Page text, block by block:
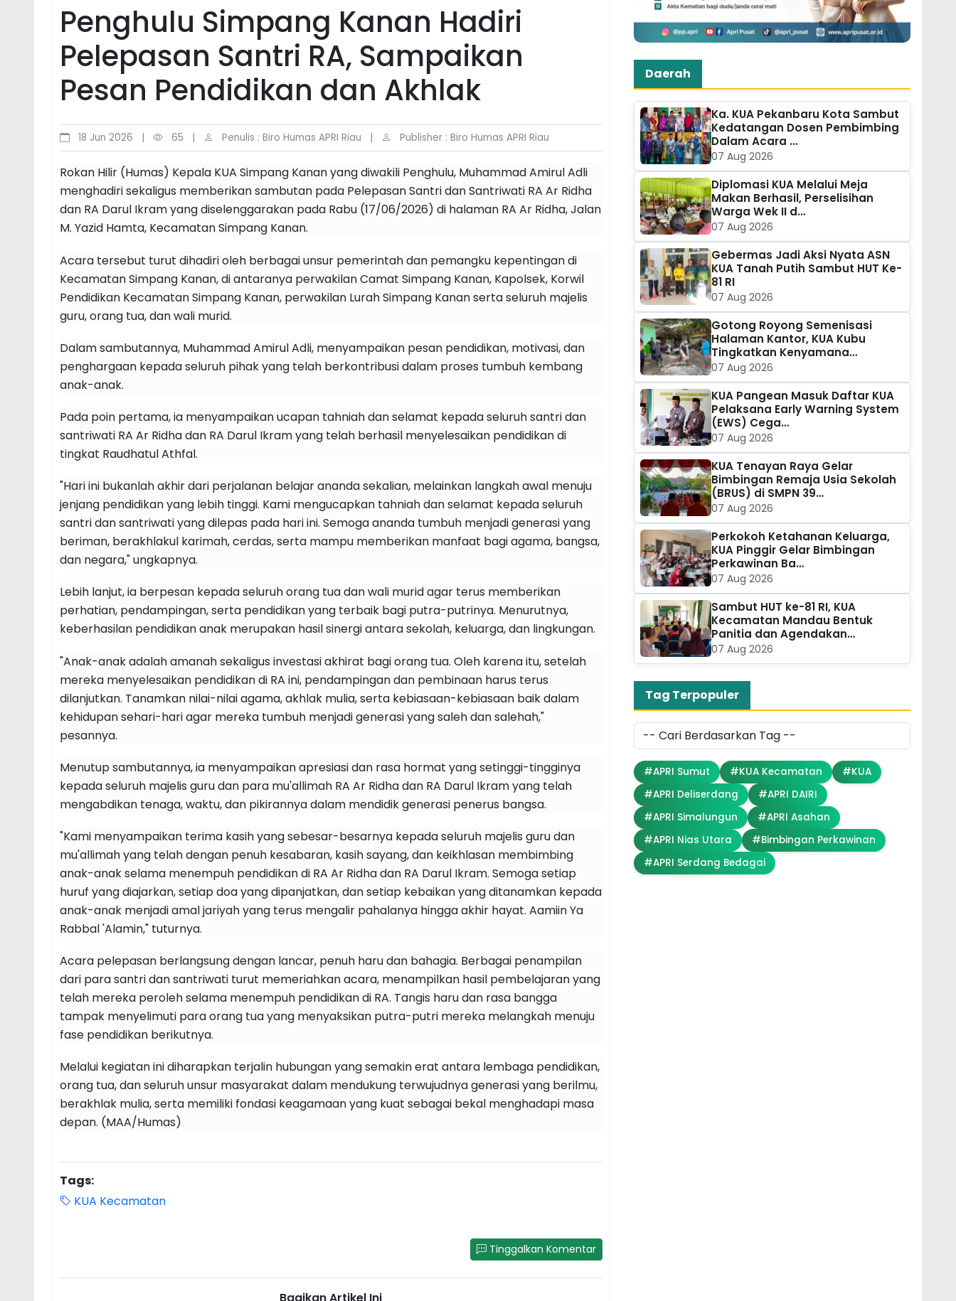
Penghulu Simpang Kanan Hadiri
Pelepasan Santri RA, Sampaikan
Pesan Pendidikan dan Akhlak
18 Jun 2026 65 Penulis : Biro Humas APRI Riau Publisher : Biro Humas APRI Riau
Rokan Hilir (Humas) Kepala KUA Simpang Kanan yang diwakili Penghulu, Muhammad Amirul Adli
menghadiri sekaligus memberikan sambutan pada Pelepasan Santri dan Santriwati RA Ar Ridha
dan RA Darul Ikram yang diselenggarakan pada Rabu (17/06/2026) di halaman RA Ar Ridha, Jalan
M. Yazid Hamta, Kecamatan Simpang Kanan.
Acara tersebut turut dihadiri oleh berbagai unsur pemerintah dan pemangku kepentingan di
Kecamatan Simpang Kanan, di antaranya perwakilan Camat Simpang Kanan, Kapolsek, Korwil
Pendidikan Kecamatan Simpang Kanan, perwakilan Lurah Simpang Kanan serta seluruh majelis
guru, orang tua, dan wali murid.
Dalam sambutannya, Muhammad Amirul Adli, menyampaikan pesan pendidikan, motivasi, dan
penghargaan kepada seluruh pihak yang telah berkontribusi dalam proses tumbuh kembang
anak-anak.
Pada poin pertama, ia menyampaikan ucapan tahniah dan selamat kepada seluruh santri dan
santriwati RA Ar Ridha dan RA Darul Ikram yang telah berhasil menyelesaikan pendidikan di
tingkat Raudhatul Athfal.
"Hari ini bukanlah akhir dari perjalanan belajar ananda sekalian, melainkan langkah awal menuju
jenjang pendidikan yang lebih tinggi. Kami mengucapkan tahniah dan selamat kepada seluruh
santri dan santriwati yang dilepas pada hari ini. Semoga ananda tumbuh menjadi generasi yang
beriman, berakhlakul karimah, cerdas, serta mampu memberikan manfaat bagi agama, bangsa,
dan negara," ungkapnya.
Lebih lanjut, ia berpesan kepada seluruh orang tua dan wali murid agar terus memberikan
perhatian, pendampingan, serta pendidikan yang terbaik bagi putra-putrinya. Menurutnya,
keberhasilan pendidikan anak merupakan hasil sinergi antara sekolah, keluarga, dan lingkungan.
"Anak-anak adalah amanah sekaligus investasi akhirat bagi orang tua. Oleh karena itu, setelah
mereka menyelesaikan pendidikan di RA ini, pendampingan dan pembinaan harus terus
dilanjutkan. Tanamkan nilai-nilai agama, akhlak mulia, serta kebiasaan-kebiasaan baik dalam
kehidupan sehari-hari agar mereka tumbuh menjadi generasi yang saleh dan salehah,"
pesannya.
Menutup sambutannya, ia menyampaikan apresiasi dan rasa hormat yang setinggi-tingginya
kepada seluruh majelis guru dan para mu'allimah RA Ar Ridha dan RA Darul Ikram yang telah
mengabdikan tenaga, waktu, dan pikirannya dalam mendidik generasi penerus bangsa.
"Kami menyampaikan terima kasih yang sebesar-besarnya kepada seluruh majelis guru dan
mu'allimah yang telah dengan penuh kesabaran, kasih sayang, dan keikhlasan membimbing
anak-anak selama menempuh pendidikan di RA Ar Ridha dan RA Darul Ikram. Semoga setiap
huruf yang diajarkan, setiap doa yang dipanjatkan, dan setiap kebaikan yang ditanamkan kepada
anak-anak menjadi amal jariyah yang terus mengalir pahalanya hingga akhir hayat. Aamiin Ya
Rabbal 'Alamin," tuturnya.
Acara pelepasan berlangsung dengan lancar, penuh haru dan bahagia. Berbagai penampilan
dari para santri dan santriwati turut memeriahkan acara, menampilkan hasil pembelajaran yang
telah mereka peroleh selama menempuh pendidikan di RA. Tangis haru dan rasa bangga
tampak menyelimuti para orang tua yang menyaksikan putra-putri mereka melangkah menuju
fase pendidikan berikutnya.
Melalui kegiatan ini diharapkan terjalin hubungan yang semakin erat antara lembaga pendidikan,
orang tua, dan seluruh unsur masyarakat dalam mendukung terwujudnya generasi yang berilmu,
berakhlak mulia, serta memiliki fondasi keagamaan yang kuat sebagai bekal menghadapi masa
depan. (MAA/Humas)
Tags:
KUA Kecamatan
Tinggalkan Komentar
Daerah
Ka. KUA Pekanbaru Kota Sambut
Kedatangan Dosen Pembimbing
Dalam Acara …
07 Aug 2026
Diplomasi KUA Melalui Meja
Makan Berhasil, Perselisihan
Warga Wek II d…
07 Aug 2026
Gebermas Jadi Aksi Nyata ASN
KUA Tanah Putih Sambut HUT Ke-
81 RI
07 Aug 2026
Gotong Royong Semenisasi
Halaman Kantor, KUA Kubu
Tingkatkan Kenyamana…
07 Aug 2026
KUA Pangean Masuk Daftar KUA
Pelaksana Early Warning System
(EWS) Cega…
07 Aug 2026
KUA Tenayan Raya Gelar
Bimbingan Remaja Usia Sekolah
(BRUS) di SMPN 39…
07 Aug 2026
Perkokoh Ketahanan Keluarga,
KUA Pinggir Gelar Bimbingan
Perkawinan Ba…
07 Aug 2026
Sambut HUT ke-81 RI, KUA
Kecamatan Mandau Bentuk
Panitia dan Agendakan…
07 Aug 2026
Tag Terpopuler
#APRI Sumut #KUA Kecamatan
#KUA
#APRI Deliserdang
#APRI DAIRI
#APRI Simalungun
#APRI Asahan
#APRI Nias Utara
#Bimbingan Perkawinan
#APRI Serdang Bedagai